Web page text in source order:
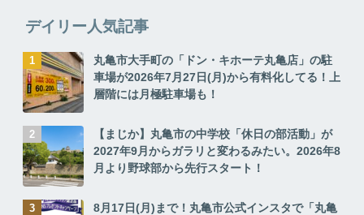
デイリー人気記事
丸亀市大手町の「ドン・キホーテ丸亀店」の駐
車場が2026年7月27日(月)から有料化してる！上
層階には月極駐車場も！
【まじか】丸亀市の中学校「休日の部活動」が
2027年9月からガラリと変わるみたい。2026年8
月より野球部から先行スタート！
8月17日(月)まで！丸亀市公式インスタで「丸亀